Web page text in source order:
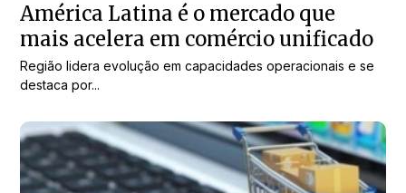
América Latina é o mercado que
mais acelera em comércio unificado
Região lidera evolução em capacidades operacionais e se
destaca por...